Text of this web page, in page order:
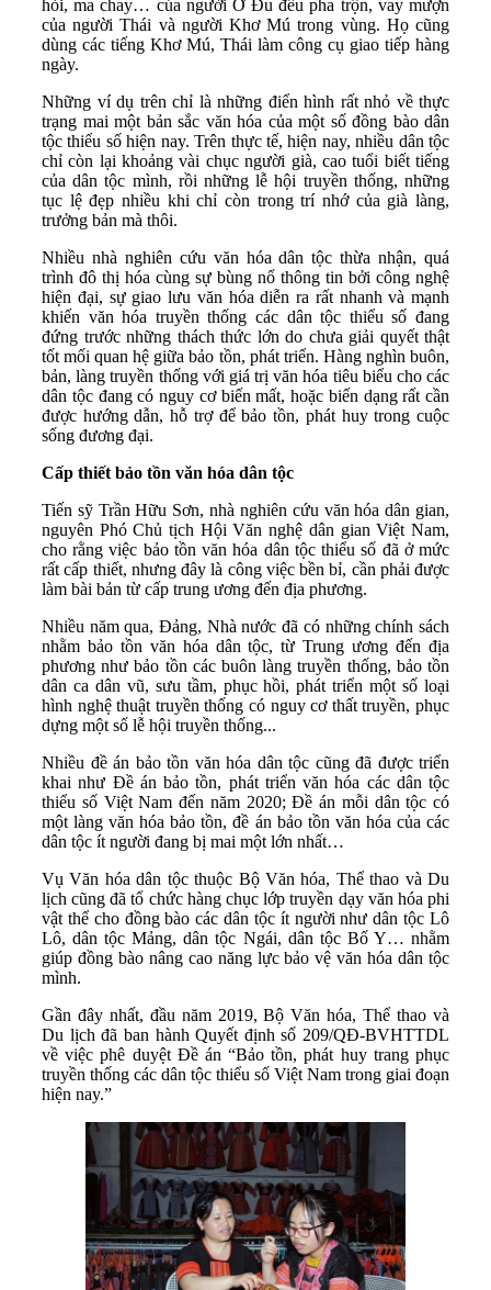
hỏi, ma chay… của người Ơ Đu đều pha trộn, vay mượn
của người Thái và người Khơ Mú trong vùng. Họ cũng
dùng các tiếng Khơ Mú, Thái làm công cụ giao tiếp hàng
ngày.
Những ví dụ trên chỉ là những điển hình rất nhỏ về thực
trạng mai một bản sắc văn hóa của một số đồng bào dân
tộc thiểu số hiện nay. Trên thực tế, hiện nay, nhiều dân tộc
chỉ còn lại khoảng vài chục người già, cao tuổi biết tiếng
của dân tộc mình, rồi những lễ hội truyền thống, những
tục lệ đẹp nhiều khi chỉ còn trong trí nhớ của già làng,
trưởng bản mà thôi.
Nhiều nhà nghiên cứu văn hóa dân tộc thừa nhận, quá
trình đô thị hóa cùng sự bùng nổ thông tin bởi công nghệ
hiện đại, sự giao lưu văn hóa diễn ra rất nhanh và mạnh
khiến văn hóa truyền thống các dân tộc thiểu số đang
đứng trước những thách thức lớn do chưa giải quyết thật
tốt mối quan hệ giữa bảo tồn, phát triển. Hàng nghìn buôn,
bản, làng truyền thống với giá trị văn hóa tiêu biểu cho các
dân tộc đang có nguy cơ biến mất, hoặc biến dạng rất cần
được hướng dẫn, hỗ trợ để bảo tồn, phát huy trong cuộc
sống đương đại.
Cấp thiết bảo tồn văn hóa dân tộc
Tiến sỹ Trần Hữu Sơn, nhà nghiên cứu văn hóa dân gian,
nguyên Phó Chủ tịch Hội Văn nghệ dân gian Việt Nam,
cho rằng việc bảo tồn văn hóa dân tộc thiểu số đã ở mức
rất cấp thiết, nhưng đây là công việc bền bỉ, cần phải được
làm bài bản từ cấp trung ương đến địa phương.
Nhiều năm qua, Đảng, Nhà nước đã có những chính sách
nhằm bảo tồn văn hóa dân tộc, từ Trung ương đến địa
phương như bảo tồn các buôn làng truyền thống, bảo tồn
dân ca dân vũ, sưu tầm, phục hồi, phát triển một số loại
hình nghệ thuật truyền thống có nguy cơ thất truyền, phục
dựng một số lễ hội truyền thống...
Nhiều đề án bảo tồn văn hóa dân tộc cũng đã được triển
khai như Đề án bảo tồn, phát triển văn hóa các dân tộc
thiểu số Việt Nam đến năm 2020; Đề án mỗi dân tộc có
một làng văn hóa bảo tồn, đề án bảo tồn văn hóa của các
dân tộc ít người đang bị mai một lớn nhất…
Vụ Văn hóa dân tộc thuộc Bộ Văn hóa, Thể thao và Du
lịch cũng đã tổ chức hàng chục lớp truyền dạy văn hóa phi
vật thể cho đồng bào các dân tộc ít người như dân tộc Lô
Lô, dân tộc Mảng, dân tộc Ngái, dân tộc Bố Y… nhằm
giúp đồng bào nâng cao năng lực bảo vệ văn hóa dân tộc
mình.
Gần đây nhất, đầu năm 2019, Bộ Văn hóa, Thể thao và
Du lịch đã ban hành Quyết định số 209/QĐ-BVHTTDL
về việc phê duyệt Đề án “Bảo tồn, phát huy trang phục
truyền thống các dân tộc thiểu số Việt Nam trong giai đoạn
hiện nay.”